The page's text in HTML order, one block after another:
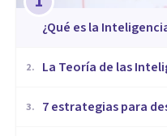
¿Qué es la
2. La Teoría de las
3. 7 estrategias para